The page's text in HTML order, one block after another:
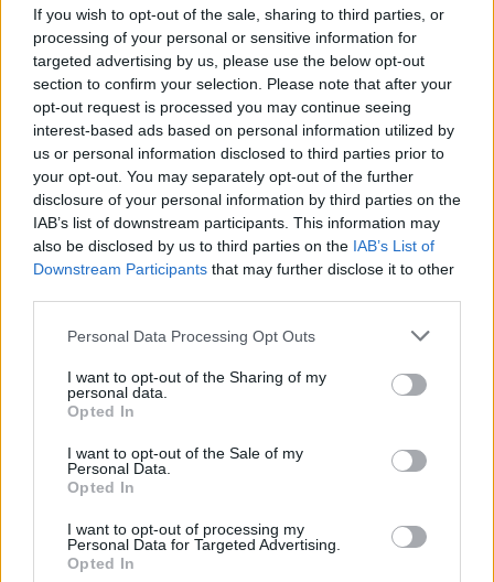
If you wish to opt-out of the sale, sharing to third parties, or
processing of your personal or sensitive information for
targeted advertising by us, please use the below opt-out
section to confirm your selection. Please note that after your
opt-out request is processed you may continue seeing
interest-based ads based on personal information utilized by
us or personal information disclosed to third parties prior to
your opt-out. You may separately opt-out of the further
disclosure of your personal information by third parties on the
IAB’s list of downstream participants. This information may
also be disclosed by us to third parties on the IAB’s List of
Downstream Participants that may further disclose it to other
Personal Data Processing Opt Outs
I want to opt-out of the Sharing of my
personal data.
Opted In
I want to opt-out of the Sale of my
Personal Data.
Opted In
I want to opt-out of processing my
Personal Data for Targeted Advertising.
Opted In
nyomozás
pécsi tudományegyetem
egyetemi vizsga
schadl-ügy
hamis vizsga
Schadl György